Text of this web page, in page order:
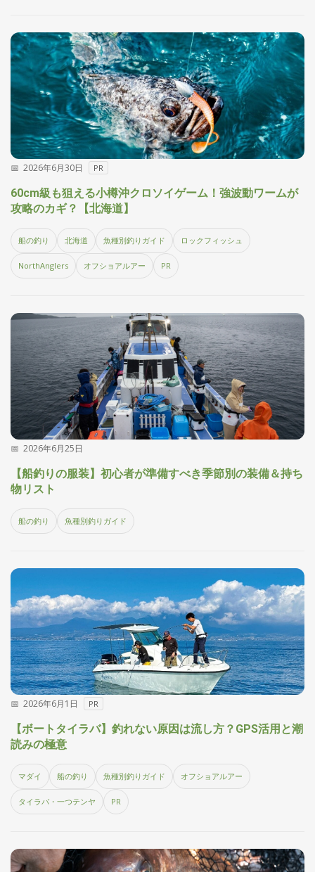
2026年6月30日 PR
60cm級も狙える小樽沖クロソイゲーム！強波動ワームが
攻略のカギ？【北海道】
船の釣り 北海道 魚種別釣りガイド ロックフィッシュ
NorthAnglers オフショアルアー PR
2026年6月25日
【船釣りの服装】初心者が準備すべき季節別の装備＆持ち
物リスト
船の釣り 魚種別釣りガイド
2026年6月1日 PR
【ボートタイラバ】釣れない原因は流し方？GPS活用と潮
読みの極意
マダイ 船の釣り 魚種別釣りガイド オフショアルアー
タイラバ・一つテンヤ PR
り
具
メ
デ
ィ
ア
🐟 Basser （バ
ス釣り）
❄️ Northanglers （北
海道）
📖
月
刊
つ
り
ロ
グ
お
問
い
合
わ